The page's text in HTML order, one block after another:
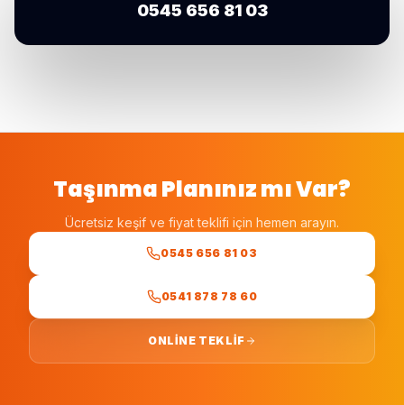
0545 656 81 03
Taşınma Planınız mı Var?
Ücretsiz keşif ve fiyat teklifi için hemen arayın.
0545 656 81 03
0541 878 78 60
ONLINE TEKLIF